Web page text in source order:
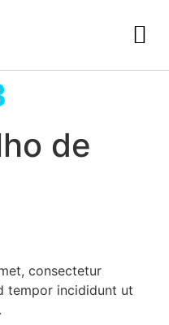
de
consectetur
tempor incididunt ut